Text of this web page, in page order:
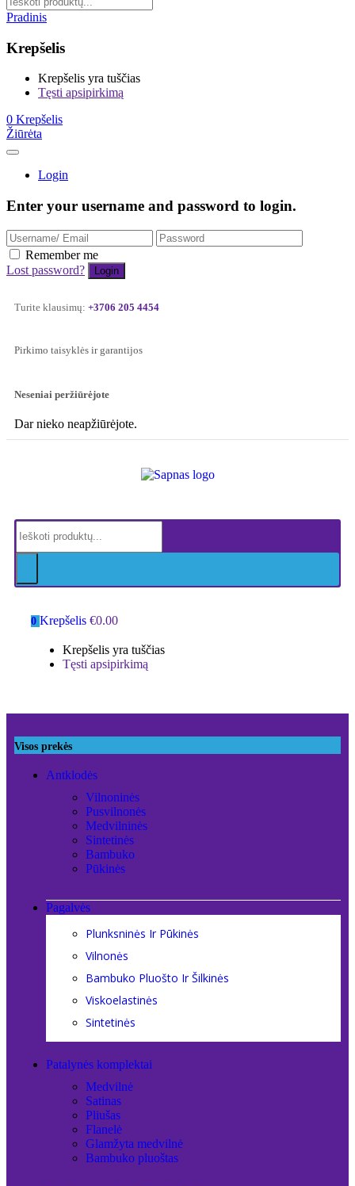
Pradinis
Krepšelis
Krepšelis yra tuščias
Tęsti apsipirkimą
0 Krepšelis
Žiūrėta
Login
Enter your username and password to login.
Remember me
Lost password?
Turite klausimų: +3706 205 4454
Pirkimo taisyklės ir garantijos
Neseniai peržiūrėjote
Dar nieko neapžiūrėjote.
0 Krepšelis €0.00
Krepšelis yra tuščias
Tęsti apsipirkimą
Visos prekės
Antklodės
Vilnoninės
Pusvilnonės
Medvilninės
Sintetinės
Bambuko
Pūkinės
Pagalvės
Plunksninės Ir Pūkinės
Vilnonės
Bambuko Pluošto Ir Šilkinės
Viskoelastinės
Sintetinės
Patalynės komplektai
Medvilnė
Satinas
Pliušas
Flanelė
Glamžyta medvilnė
Bambuko pluoštas